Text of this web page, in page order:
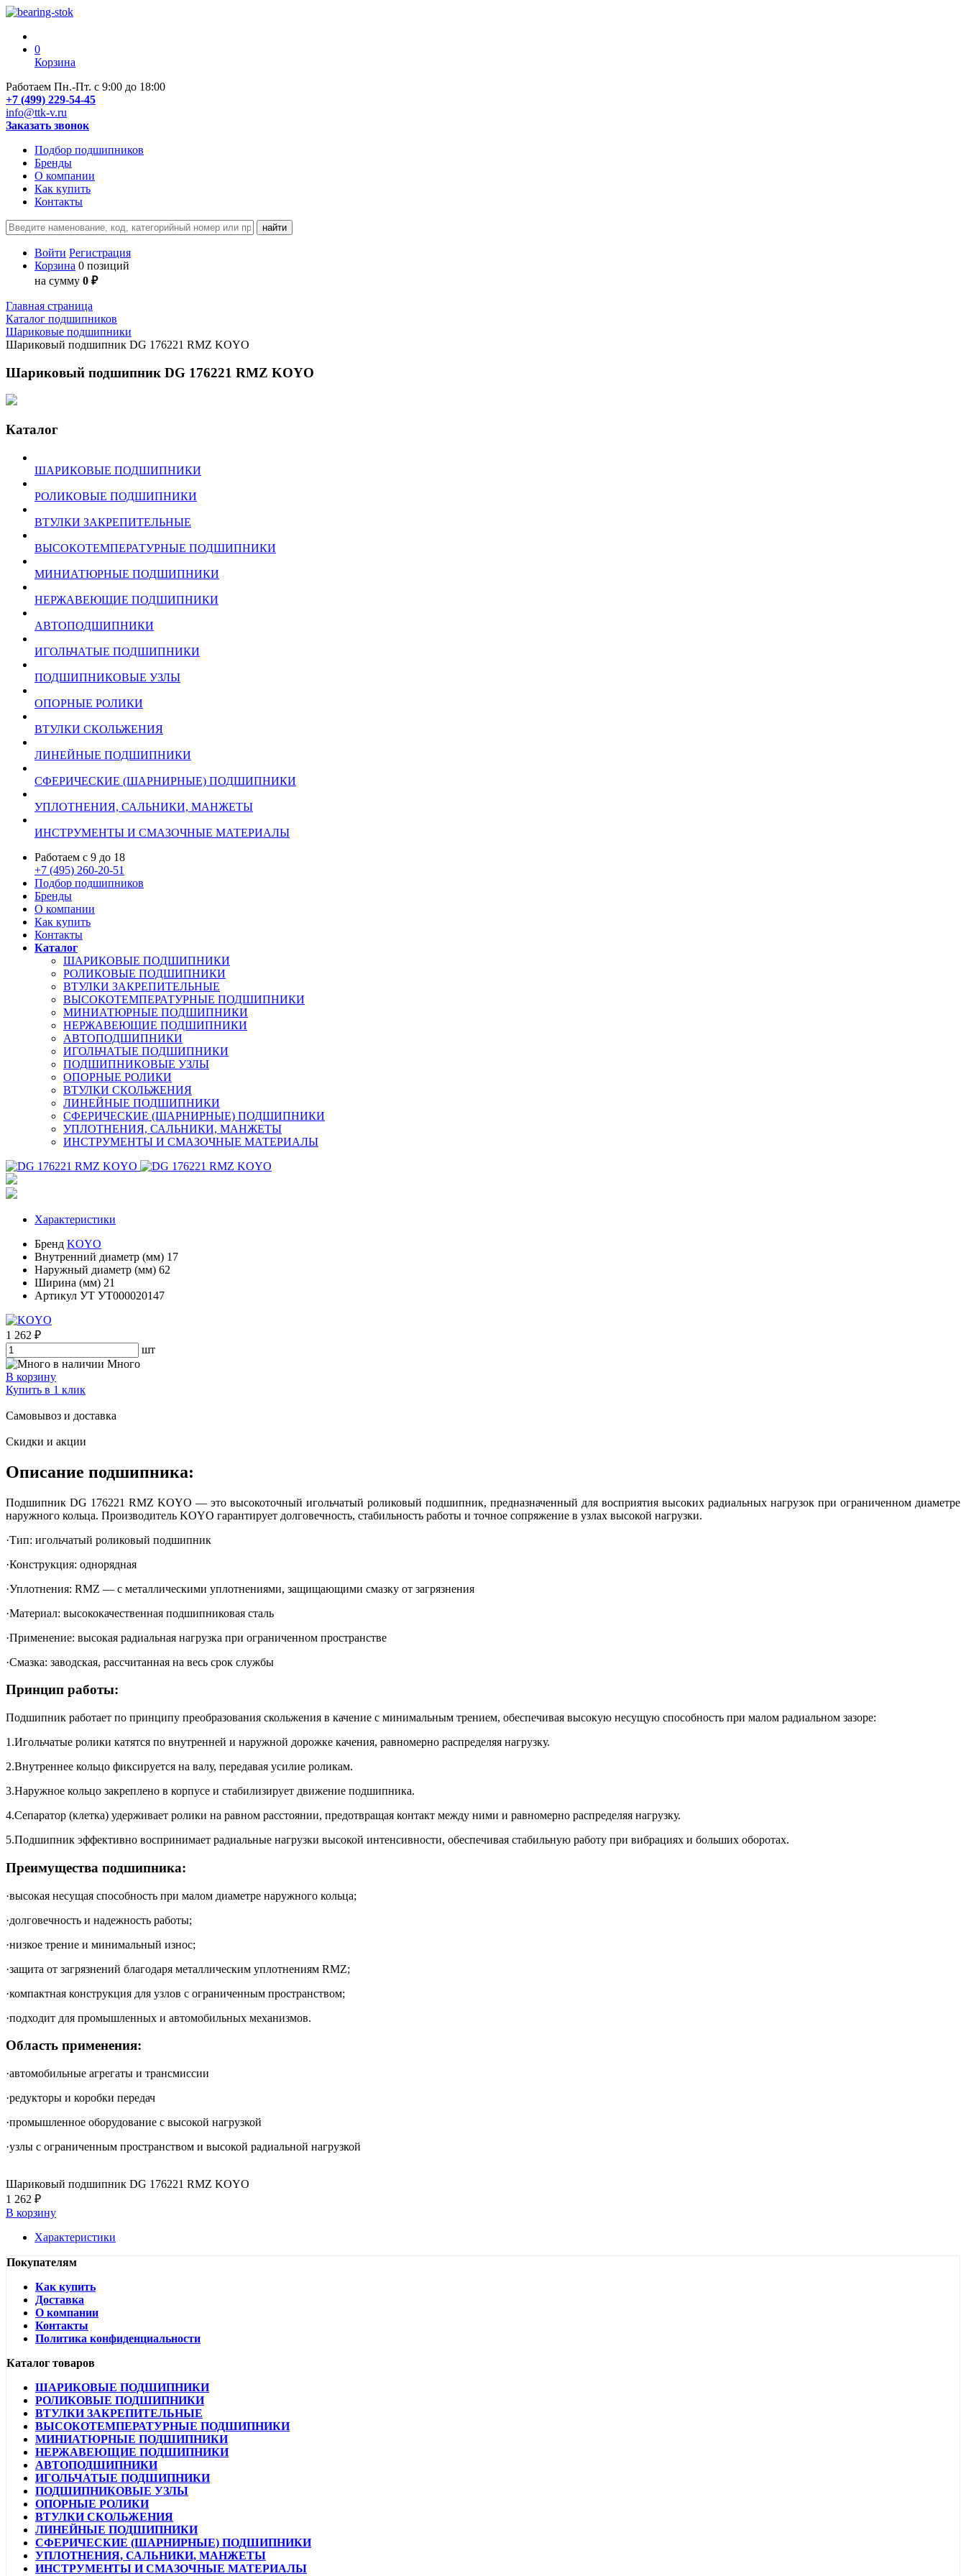
0
Корзина
Работаем Пн.-Пт. с 9:00 до 18:00
+7 (499) 229-54-45
info@ttk-v.ru
Заказать звонок
Подбор подшипников
Бренды
О компании
Как купить
Контакты
Войти Регистрация
Корзина 0 позиций
на сумму 0 ₽
Главная страница
Каталог подшипников
Шариковые подшипники
Шариковый подшипник DG 176221 RMZ KOYO
Шариковый подшипник DG 176221 RMZ KOYO
Каталог
ШАРИКОВЫЕ ПОДШИПНИКИ
РОЛИКОВЫЕ ПОДШИПНИКИ
ВТУЛКИ ЗАКРЕПИТЕЛЬНЫЕ
ВЫСОКОТЕМПЕРАТУРНЫЕ ПОДШИПНИКИ
МИНИАТЮРНЫЕ ПОДШИПНИКИ
НЕРЖАВЕЮЩИЕ ПОДШИПНИКИ
АВТОПОДШИПНИКИ
ИГОЛЬЧАТЫЕ ПОДШИПНИКИ
ПОДШИПНИКОВЫЕ УЗЛЫ
ОПОРНЫЕ РОЛИКИ
ВТУЛКИ СКОЛЬЖЕНИЯ
ЛИНЕЙНЫЕ ПОДШИПНИКИ
СФЕРИЧЕСКИЕ (ШАРНИРНЫЕ) ПОДШИПНИКИ
УПЛОТНЕНИЯ, САЛЬНИКИ, МАНЖЕТЫ
ИНСТРУМЕНТЫ И СМАЗОЧНЫЕ МАТЕРИАЛЫ
Работаем с 9 до 18
+7 (495) 260-20-51
Подбор подшипников
Бренды
О компании
Как купить
Контакты
Каталог
ШАРИКОВЫЕ ПОДШИПНИКИ
РОЛИКОВЫЕ ПОДШИПНИКИ
ВТУЛКИ ЗАКРЕПИТЕЛЬНЫЕ
ВЫСОКОТЕМПЕРАТУРНЫЕ ПОДШИПНИКИ
МИНИАТЮРНЫЕ ПОДШИПНИКИ
НЕРЖАВЕЮЩИЕ ПОДШИПНИКИ
АВТОПОДШИПНИКИ
ИГОЛЬЧАТЫЕ ПОДШИПНИКИ
ПОДШИПНИКОВЫЕ УЗЛЫ
ОПОРНЫЕ РОЛИКИ
ВТУЛКИ СКОЛЬЖЕНИЯ
ЛИНЕЙНЫЕ ПОДШИПНИКИ
СФЕРИЧЕСКИЕ (ШАРНИРНЫЕ) ПОДШИПНИКИ
УПЛОТНЕНИЯ, САЛЬНИКИ, МАНЖЕТЫ
ИНСТРУМЕНТЫ И СМАЗОЧНЫЕ МАТЕРИАЛЫ
Характеристики
Бренд KOYO
Внутренний диаметр (мм) 17
Наружный диаметр (мм) 62
Ширина (мм) 21
Артикул УТ УТ000020147
1 262 ₽
шт
Много
В корзину
Купить в 1 клик
Самовывоз и доставка
Скидки и акции
Описание подшипника:
Подшипник DG 176221 RMZ KOYO — это высокоточный игольчатый роликовый подшипник, предназначенный для восприятия высоких радиальных нагрузок при ограниченном диаметре
наружного кольца. Производитель KOYO гарантирует долговечность, стабильность работы и точное сопряжение в узлах высокой нагрузки.
·Тип: игольчатый роликовый подшипник
·Конструкция: однорядная
·Уплотнения: RMZ — с металлическими уплотнениями, защищающими смазку от загрязнения
·Материал: высококачественная подшипниковая сталь
·Применение: высокая радиальная нагрузка при ограниченном пространстве
·Смазка: заводская, рассчитанная на весь срок службы
Принцип работы:
Подшипник работает по принципу преобразования скольжения в качение с минимальным трением, обеспечивая высокую несущую способность при малом радиальном зазоре:
1.Игольчатые ролики катятся по внутренней и наружной дорожке качения, равномерно распределяя нагрузку.
2.Внутреннее кольцо фиксируется на валу, передавая усилие роликам.
3.Наружное кольцо закреплено в корпусе и стабилизирует движение подшипника.
4.Сепаратор (клетка) удерживает ролики на равном расстоянии, предотвращая контакт между ними и равномерно распределяя нагрузку.
5.Подшипник эффективно воспринимает радиальные нагрузки высокой интенсивности, обеспечивая стабильную работу при вибрациях и больших оборотах.
Преимущества подшипника:
·высокая несущая способность при малом диаметре наружного кольца;
·долговечность и надежность работы;
·низкое трение и минимальный износ;
·защита от загрязнений благодаря металлическим уплотнениям RMZ;
·компактная конструкция для узлов с ограниченным пространством;
·подходит для промышленных и автомобильных механизмов.
Область применения:
·автомобильные агрегаты и трансмиссии
·редукторы и коробки передач
·промышленное оборудование с высокой нагрузкой
·узлы с ограниченным пространством и высокой радиальной нагрузкой
Шариковый подшипник DG 176221 RMZ KOYO
1 262 ₽
В корзину
Характеристики
Покупателям
Как купить
Доставка
О компании
Контакты
Политика конфиденциальности
Каталог товаров
ШАРИКОВЫЕ ПОДШИПНИКИ
РОЛИКОВЫЕ ПОДШИПНИКИ
ВТУЛКИ ЗАКРЕПИТЕЛЬНЫЕ
ВЫСОКОТЕМПЕРАТУРНЫЕ ПОДШИПНИКИ
МИНИАТЮРНЫЕ ПОДШИПНИКИ
НЕРЖАВЕЮЩИЕ ПОДШИПНИКИ
АВТОПОДШИПНИКИ
ИГОЛЬЧАТЫЕ ПОДШИПНИКИ
ПОДШИПНИКОВЫЕ УЗЛЫ
ОПОРНЫЕ РОЛИКИ
ВТУЛКИ СКОЛЬЖЕНИЯ
ЛИНЕЙНЫЕ ПОДШИПНИКИ
СФЕРИЧЕСКИЕ (ШАРНИРНЫЕ) ПОДШИПНИКИ
УПЛОТНЕНИЯ, САЛЬНИКИ, МАНЖЕТЫ
ИНСТРУМЕНТЫ И СМАЗОЧНЫЕ МАТЕРИАЛЫ